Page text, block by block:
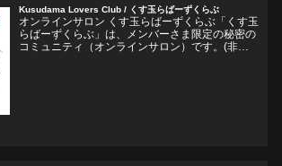
Kusudama Lovers Club / くす玉らばーずくらぶ
オンラインサロン くす玉らばーずくらぶ「くす玉
らばーずくらぶ」は、メンバーさま限定の秘密の
コミュニティ（オンラインサロン）です。(非公